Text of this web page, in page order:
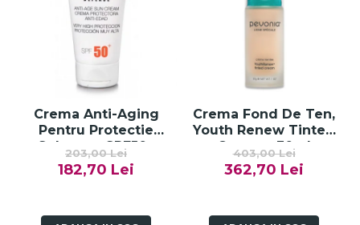
Crema Anti-Aging
Pentru Protectie
Solara cu SPF50+
50ml - Anti -Age Sun
Cream SPF50+ -
203,00 Lei
182,70 Lei
Crema Fond De Ten,
Youth Renew Tinted
Cream - 30ml
403,00 Lei
362,70 Lei